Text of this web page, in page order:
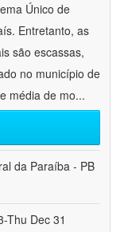
Único de
Entretanto, as
são escassas,
no município de
média de mo...
da Paraíba - PB
Thu Dec 31